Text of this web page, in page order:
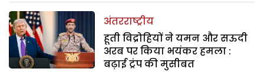
अंतरराष्ट्रीय
हूती विद्रोहियों ने यमन और सऊदी
अरब पर किया भयंकर हमला :
बढ़ाई ट्रंप की मुसीबत